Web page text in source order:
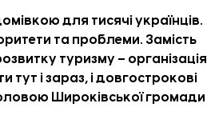
для тисячі українців.
та проблеми. Замість
туризму – організація
і зараз, і довгострокові
Широківської громади